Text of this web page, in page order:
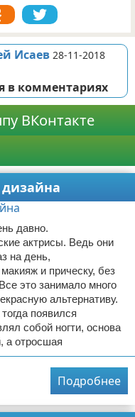
Исаев 28-11-2018
в комментариях
ВКонтакте
давно.
актрисы. Ведь они
на день,
и прическу, без
это занимало много
альтернативу.
появился
собой ногти, основа
а отросшая
Подробнее